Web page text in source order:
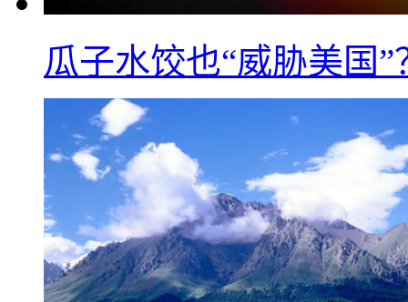
瓜子水饺也“威胁美国”